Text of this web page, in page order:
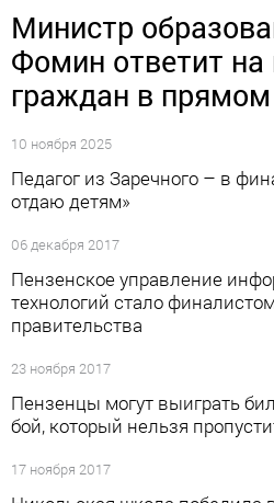
Министр
Фомин ответит на
граждан в
10 ноября 2025
Педагог из Заречного – в
отдаю детям»
06 декабря 2017
Пензенское управление
технологий стало
правительства
23 ноября 2017
Пензенцы могут выиграть
бой, который нельзя
17 ноября 2017